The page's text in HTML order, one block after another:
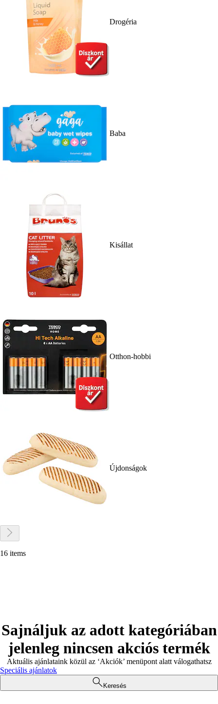
Drogéria
Baba
Kisállat
Otthon-hobbi
Újdonságok
16 items
Sajnáljuk az adott kategóriában
jelenleg nincsen akciós termék
Aktuális ajánlataink közül az ‘Akciók’ menüpont alatt válogathatsz
Speciális ajánlatok
Keresés